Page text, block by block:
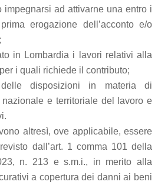
impegnarsi ad attivarne una entro i
erogazione dell’acconto e/o
in Lombardia i lavori relativi alla
i quali richiede il contributo;
disposizioni in materia di
e territoriale del lavoro e
altresì, ove applicabile, essere
dall’art. 1 comma 101 della
n. 213 e s.m.i., in merito alla
a copertura dei danni ai beni